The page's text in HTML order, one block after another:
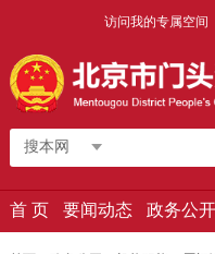
访问我的专属空间
搜本网
首 页 要闻动态 政务公开